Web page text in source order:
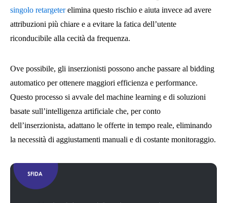
singolo retargeterelimina questo rischio e aiuta invece ad avere
attribuzioni più chiare e a evitare la fatica dell’utente
riconducibile alla cecità da frequenza.
Ove possibile, gli inserzionisti possono anche passare al bidding
automatico per ottenere maggiori efficienza e performance​.
Questo processo si avvale del machine learning e di soluzioni
basate sull’intelligenza artificiale che, per conto
dell’inserzionista, adattano le offerte in tempo reale, eliminando
la necessità di aggiustamenti manuali e di costante monitoraggio.